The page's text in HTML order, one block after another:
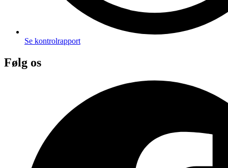
Se kontrolrapport
Følg os